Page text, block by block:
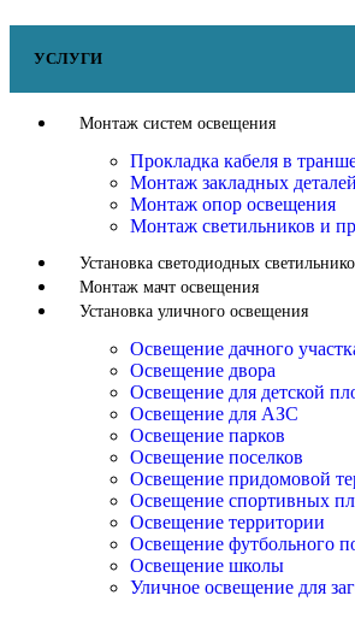
УСЛУГИ
Монтаж систем освещения
Прокладка кабеля в
Монтаж закладных
Монтаж опор освещения
Монтаж светильников и
Установка светодиодных
Монтаж мачт освещения
Установка уличного освещения
Освещение дачного
Освещение двора
Освещение для детской
Освещение для АЗС
Освещение парков
Освещение поселков
Освещение придомовой
Освещение спортивных
Освещение территории
Освещение футбольного
Освещение школы
Уличное освещение для